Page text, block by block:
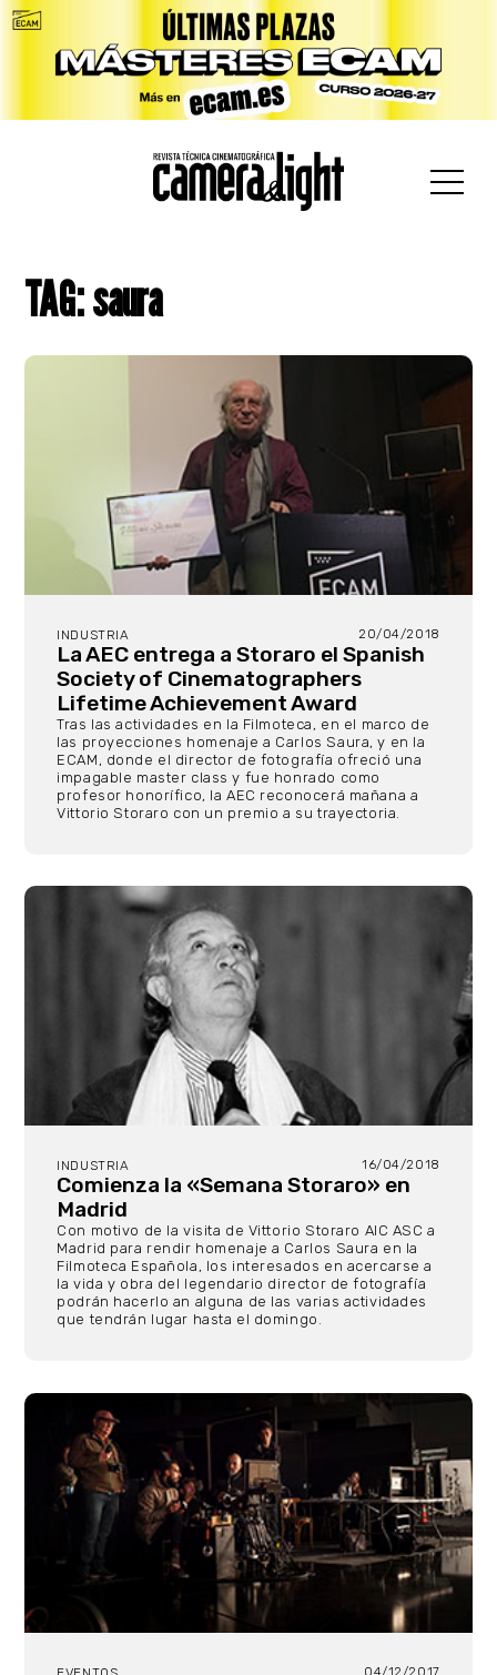
TAG: saura
INDUSTRIA 20/04/2018
La AEC entrega a Storaro el Spanish
Society of Cinematographers
Lifetime Achievement Award
Tras las actividades en la Filmoteca, en el marco de
las proyecciones homenaje a Carlos Saura, y en la
ECAM, donde el director de fotografía ofreció una
impagable master class y fue honrado como
profesor honorífico, la AEC reconocerá mañana a
Vittorio Storaro con un premio a su trayectoria.
INDUSTRIA 16/04/2018
Comienza la «Semana Storaro» en
Madrid
Con motivo de la visita de Vittorio Storaro AIC ASC a
Madrid para rendir homenaje a Carlos Saura en la
Filmoteca Española, los interesados en acercarse a
la vida y obra del legendario director de fotografía
podrán hacerlo an alguna de las varias actividades
que tendrán lugar hasta el domingo.
04/12/2017